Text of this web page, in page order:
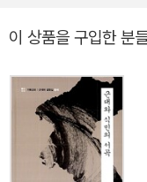
면밀한 탐색을 편칠 섬
로 시작된 '캠브리지 역
화려한 꽃을 만개하게
탄생을 알리는 시발점
1권에서 중국 역사학계
사 연구자 가운데서 '드
이 상품을 구입한 분